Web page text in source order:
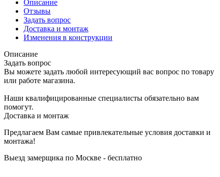
Описание
Отзывы
Задать вопрос
Доставка и монтаж
Изменения в конструкции
Описание
Задать вопрос
Вы можете задать любой интересующий вас вопрос по товару
или работе магазина.
Наши квалифицированные специалисты обязательно вам
помогут.
Доставка и монтаж
Предлагаем Вам самые привлекательные условия доставки и
монтажа!
Выезд замерщика по Москве - бесплатно